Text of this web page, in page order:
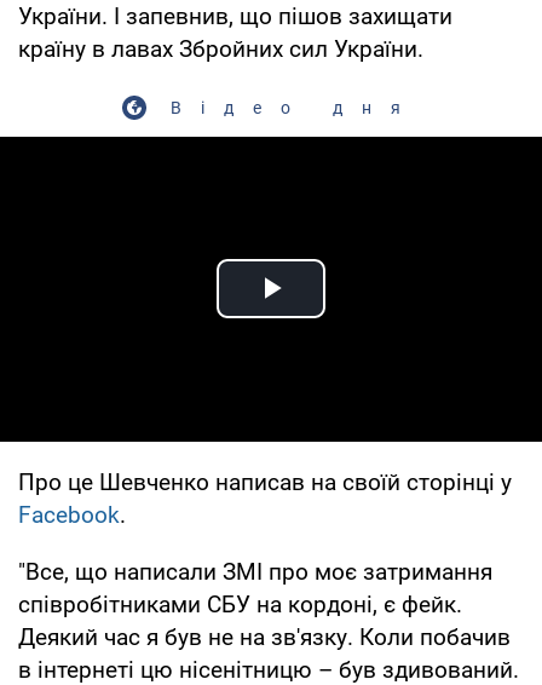
України. І запевнив, що пішов захищати
країну в лавах Збройних сил України.
Відео дня
Play Video
Про це Шевченко написав на своїй сторінці у
Facebook.
"Все, що написали ЗМІ про моє затримання
співробітниками СБУ на кордоні, є фейк.
Деякий час я був не на зв'язку. Коли побачив
в інтернеті цю нісенітницю – був здивований.